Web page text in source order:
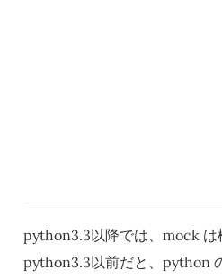
python3.3以降では、mock は
python3.3以前だと、python